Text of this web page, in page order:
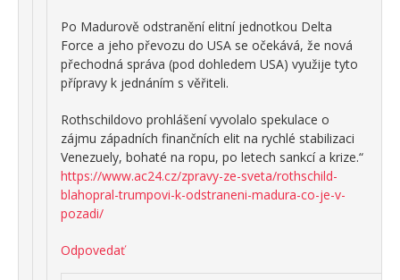
Po Madurově odstranění elitní jednotkou Delta
Force a jeho převozu do USA se očekává, že nová
přechodná správa (pod dohledem USA) využije tyto
přípravy k jednáním s věřiteli.
Rothschildovo prohlášení vyvolalo spekulace o
zájmu západních finančních elit na rychlé stabilizaci
Venezuely, bohaté na ropu, po letech sankcí a krize.“
https://www.ac24.cz/zpravy-ze-sveta/rothschild-
blahopral-trumpovi-k-odstraneni-madura-co-je-v-
pozadi/
Odpovedať